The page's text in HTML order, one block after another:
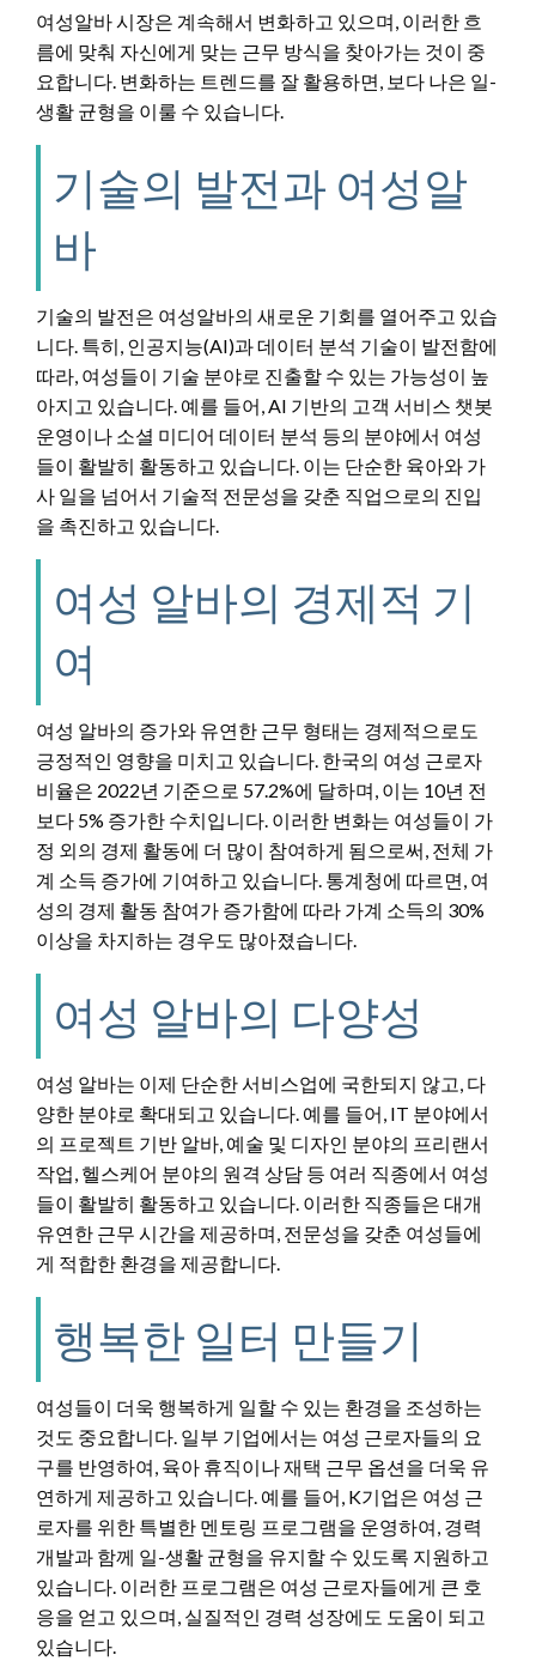
여성알바 시장은 계속해서 변화하고 있으며, 이러한 흐
름에 맞춰 자신에게 맞는 근무 방식을 찾아가는 것이 중
요합니다. 변화하는 트렌드를 잘 활용하면, 보다 나은 일-
생활 균형을 이룰 수 있습니다.
기술의 발전과 여성알
바
기술의 발전은 여성알바의 새로운 기회를 열어주고 있습
니다. 특히, 인공지능(AI)과 데이터 분석 기술이 발전함에
따라, 여성들이 기술 분야로 진출할 수 있는 가능성이 높
아지고 있습니다. 예를 들어, AI 기반의 고객 서비스 챗봇
운영이나 소셜 미디어 데이터 분석 등의 분야에서 여성
들이 활발히 활동하고 있습니다. 이는 단순한 육아와 가
사 일을 넘어서 기술적 전문성을 갖춘 직업으로의 진입
을 촉진하고 있습니다.
여성 알바의 경제적 기
여
여성 알바의 증가와 유연한 근무 형태는 경제적으로도
긍정적인 영향을 미치고 있습니다. 한국의 여성 근로자
비율은 2022년 기준으로 57.2%에 달하며, 이는 10년 전
보다 5% 증가한 수치입니다. 이러한 변화는 여성들이 가
정 외의 경제 활동에 더 많이 참여하게 됨으로써, 전체 가
계 소득 증가에 기여하고 있습니다. 통계청에 따르면, 여
성의 경제 활동 참여가 증가함에 따라 가계 소득의 30%
이상을 차지하는 경우도 많아졌습니다.
여성 알바의 다양성
여성 알바는 이제 단순한 서비스업에 국한되지 않고, 다
양한 분야로 확대되고 있습니다. 예를 들어, IT 분야에서
의 프로젝트 기반 알바, 예술 및 디자인 분야의 프리랜서
작업, 헬스케어 분야의 원격 상담 등 여러 직종에서 여성
들이 활발히 활동하고 있습니다. 이러한 직종들은 대개
유연한 근무 시간을 제공하며, 전문성을 갖춘 여성들에
게 적합한 환경을 제공합니다.
행복한 일터 만들기
여성들이 더욱 행복하게 일할 수 있는 환경을 조성하는
것도 중요합니다. 일부 기업에서는 여성 근로자들의 요
구를 반영하여, 육아 휴직이나 재택 근무 옵션을 더욱 유
연하게 제공하고 있습니다. 예를 들어, K기업은 여성 근
로자를 위한 특별한 멘토링 프로그램을 운영하여, 경력
개발과 함께 일-생활 균형을 유지할 수 있도록 지원하고
있습니다. 이러한 프로그램은 여성 근로자들에게 큰 호
응을 얻고 있으며, 실질적인 경력 성장에도 도움이 되고
있습니다.